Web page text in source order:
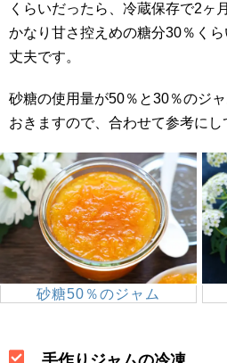
くらいだったら、冷蔵保存で2ヶ
かなり甘さ控えめの糖分30％く
丈夫です。
砂糖の使用量が50％と30％のジ
おきますので、合わせて参考にし
砂糖50％のジャム